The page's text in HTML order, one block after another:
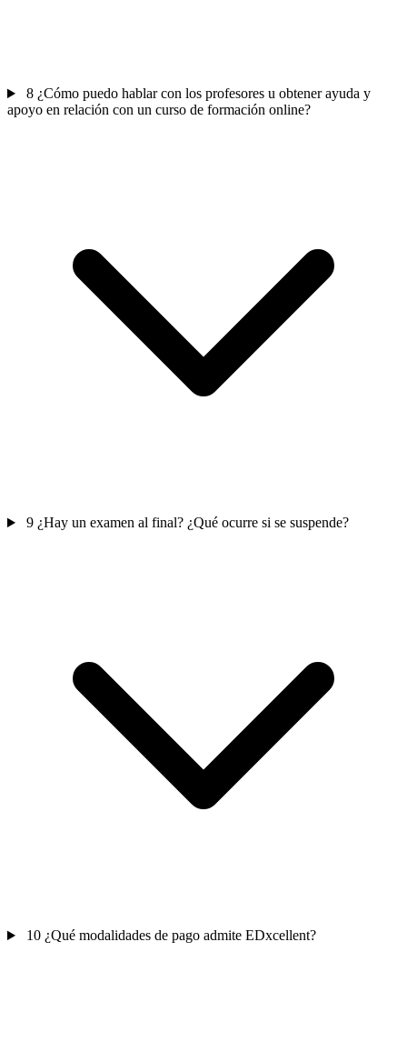
8 ¿Cómo puedo hablar con los profesores u obtener ayuda y
apoyo en relación con un curso de formación online?
9 ¿Hay un examen al final? ¿Qué ocurre si se suspende?
10 ¿Qué modalidades de pago admite EDxcellent?